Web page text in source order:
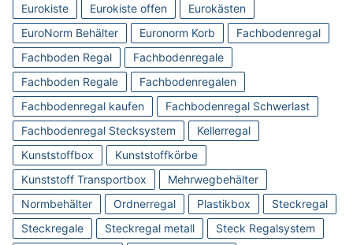
Eurokiste
Eurokiste offen
Eurokästen
EuroNorm Behälter
Euronorm Korb
Fachbodenregal
Fachboden Regal
Fachbodenregale
Fachboden Regale
Fachbodenregalen
Fachbodenregal kaufen
Fachbodenregal Schwerlast
Fachbodenregal Stecksystem
Kellerregal
Kunststoffbox
Kunststoffkörbe
Kunststoff Transportbox
Mehrwegbehälter
Normbehälter
Ordnerregal Plastikbox
Steckregal
Steckregale
Steckregal metall
Steck Regalsystem